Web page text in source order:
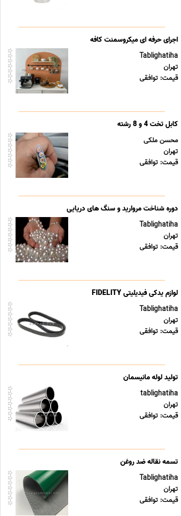
اجرای حرفه ای میکروسمنت کافه
Tablighatiha
تهران
قیمت: توافقی
کابل تخت 4 و 8 رشته
محسن ملکی
تهران
قیمت: توافقی
دوره شناخت مروارید و سنگ های دریایی
Tablighatiha
تهران
قیمت: توافقی
لوازم یدکی فیدیلیتی FIDELITY
Tablighatiha
تهران
قیمت: توافقی
تولید لوله مانیسمان
tablighatiha
تهران
قیمت: توافقی
تسمه نقاله ضد روغن
Tablighatiha
تهران
قیمت: توافقی